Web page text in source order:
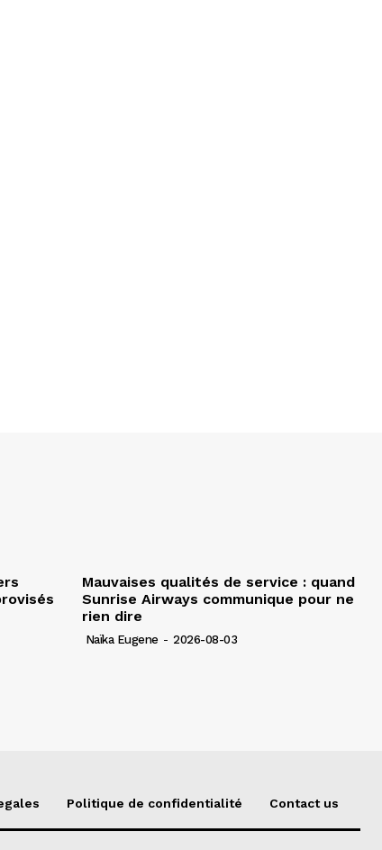
Mauvaises qualités de service : quand
Sunrise Airways communique pour ne
rien dire
Naïka Eugene - 2026-08-03
Politique de confidentialité Contact us